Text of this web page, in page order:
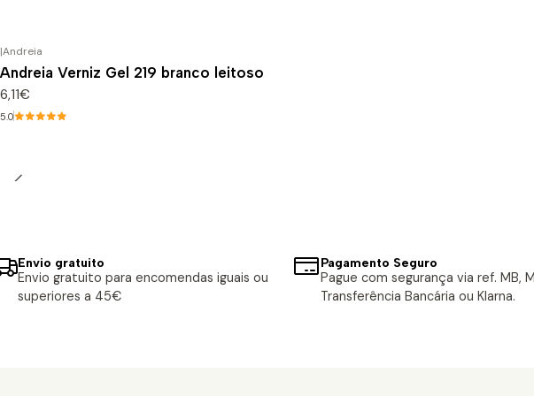
|Andreia
Andreia Verniz Gel 219 branco leitoso
6,11€
5.0
Envio gratuito
Envio gratuito para encomendas iguais ou
superiores a 45€
Pagamento Seguro
Pague com segurança via ref. MB,
Transferência Bancária ou Klarna.